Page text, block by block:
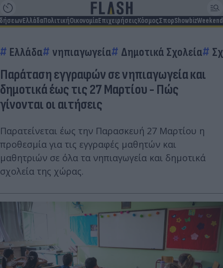
ΕλλάδαΠολιτικήΟικονομίαΕπιχειρήσειςΚόσμοςΣπορShowbizWeekend
Ελλάδα νηπιαγωγεία Δημοτικά Σχολεία
Παράταση εγγραφών σε νηπιαγωγεία και
δημοτικά έως τις 27 Μαρτίου - Πώς
γίνονται οι αιτήσεις
Παρατείνεται έως την Παρασκευή 27 Μαρτίου η
προθεσμία για τις εγγραφές μαθητών και
μαθητριών σε όλα τα νηπιαγωγεία και δημοτικά
σχολεία της χώρας.